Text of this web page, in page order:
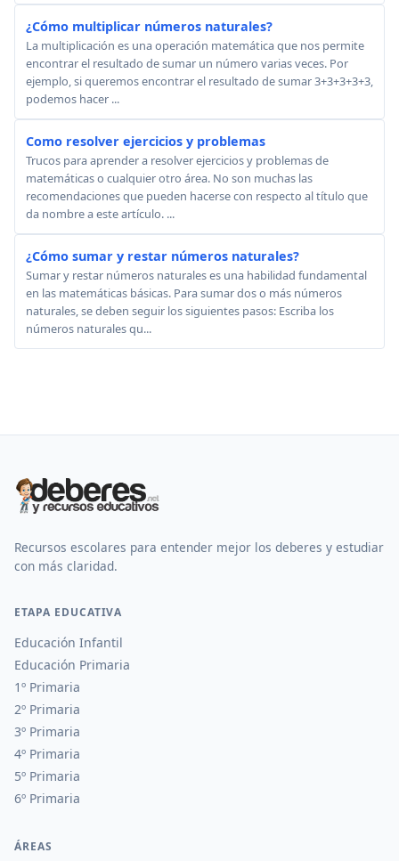
¿Cómo multiplicar números naturales?
La multiplicación es una operación matemática que nos permite
encontrar el resultado de sumar un número varias veces. Por
ejemplo, si queremos encontrar el resultado de sumar 3+3+3+3+3,
podemos hacer ...
Como resolver ejercicios y problemas
Trucos para aprender a resolver ejercicios y problemas de
matemáticas o cualquier otro área. No son muchas las
recomendaciones que pueden hacerse con respecto al título que
da nombre a este artículo. ...
¿Cómo sumar y restar números naturales?
Sumar y restar números naturales es una habilidad fundamental
en las matemáticas básicas. Para sumar dos o más números
naturales, se deben seguir los siguientes pasos: Escriba los
números naturales qu...
Recursos escolares para entender mejor los deberes y estudiar
con más claridad.
ETAPA EDUCATIVA
Educación Infantil
Educación Primaria
1º Primaria
2º Primaria
3º Primaria
4º Primaria
5º Primaria
6º Primaria
ÁREAS